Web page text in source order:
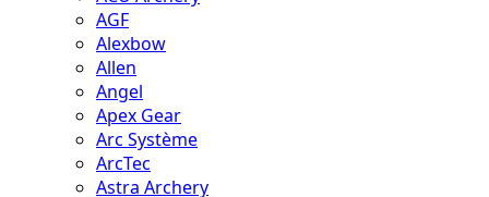
AGF
Alexbow
Allen
Angel
Apex Gear
Arc Système
ArcTec
Astra Archery